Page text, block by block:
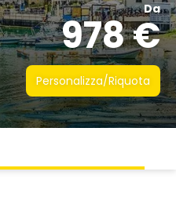
Da
978 €
Personalizza/Riquota